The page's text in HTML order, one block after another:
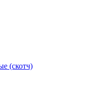
(скотч)